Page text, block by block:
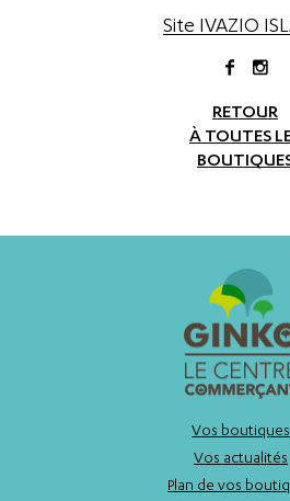
Site IVAZIO
RETOUR
À TOUTES
Vos boutiques
Vos actualités
Plan de vos